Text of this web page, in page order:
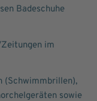
Badeschuhe
im
(Schwimmbrillen),
sowie